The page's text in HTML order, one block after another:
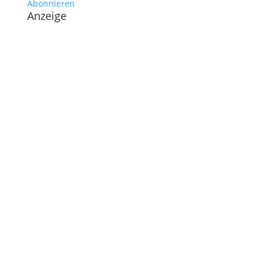
Abonnieren
Anzeige